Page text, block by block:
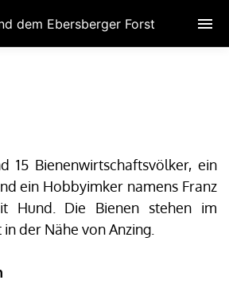
15 Bienenwirtschaftsvölker, ein
ein Hobbyimker namens Franz
Hund. Die Bienen stehen im
der Nähe von Anzing.
dem Ebersberger Forst